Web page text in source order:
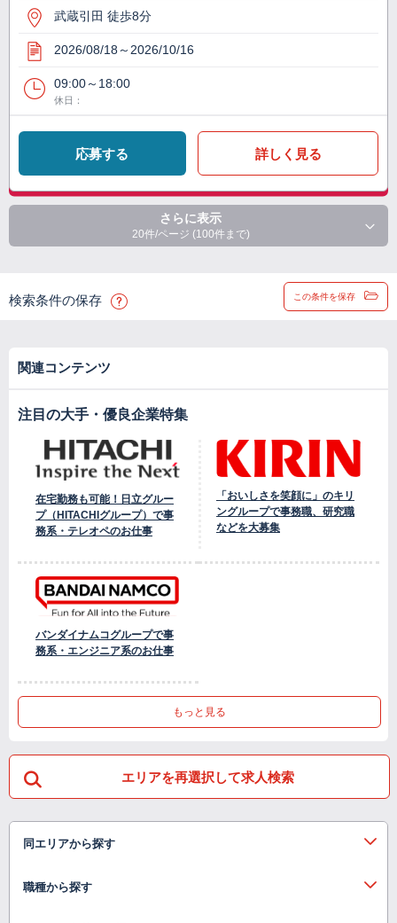
武蔵引田 徒歩8分
2026/08/18～2026/10/16
09:00～18:00
休日：
応募する 詳しく見る
さらに表示
20件/ページ (100件まで)
検索条件の保存 この条件を保存
関連コンテンツ
注目の大手・優良企業特集
在宅勤務も可能！日立グルー
プ（HITACHIグループ）で事
務系・テレオペのお仕事
「おいしさを笑顔に」のキリ
ングループで事務職、研究職
などを大募集
バンダイナムコグループで事
務系・エンジニア系のお仕事
もっと見る
エリアを再選択して求人検索
同エリアから探す
職種から探す